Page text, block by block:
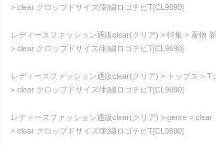
clear クロップドサイズ/刺繍ロゴチビT[CL9690]
レディースファッション通販clear(クリア) 特集
夏物
clear クロップドサイズ/刺繍ロゴチビT[CL9690]
レディースファッション通販clear(クリア) トップス
T
clear クロップドサイズ/刺繍ロゴチビT[CL9690]
レディースファッション通販clear(クリア) genre
clear
clear クロップドサイズ/刺繍ロゴチビT[CL9690]